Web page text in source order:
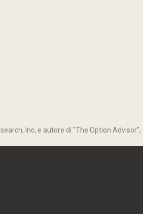
Inc, e autore di "The Option